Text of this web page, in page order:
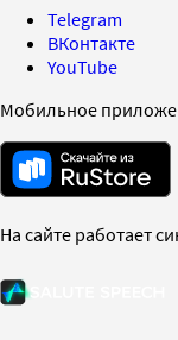
Telegram
ВКонтакте
YouTube
Мобильное
На сайте работает